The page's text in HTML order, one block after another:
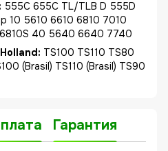
555C 655C TL/TLB D 555D
10 5610 6610 6810 7010
6810S 40 5640 6640 7740
TS100 TS110 TS80
(Brasil) TS110 (Brasil) TS90
Гарантия